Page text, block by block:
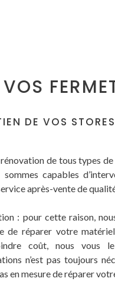
DE VOS
de tous types
capables
après-vente de
: pour cette raison,
de réparer votre
coût, nous vous
n’est pas toujours
en mesure de réparer